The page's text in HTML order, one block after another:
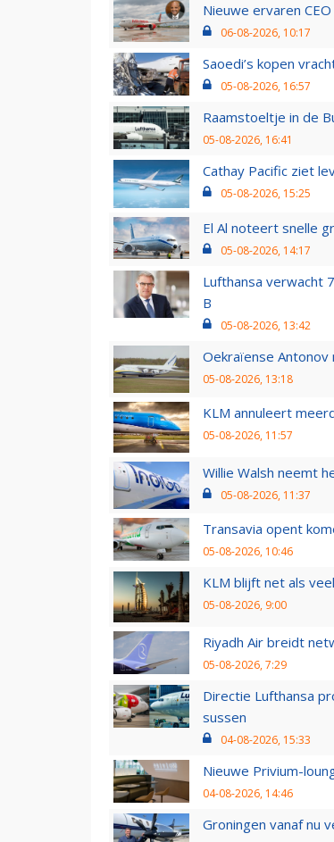
Nieuwe ervaren
06-08-2026, 10:17
Saoedi’s kopen
05-08-2026, 16:57
Raamstoeltje in de
05-08-2026, 16:41
Cathay Pacific ziet
05-08-2026, 15:25
El Al noteert snelle
05-08-2026, 14:17
Lufthansa verwacht
B
05-08-2026, 13:42
Oekraïense Antonov
05-08-2026, 13:18
KLM annuleert
05-08-2026, 11:57
Willie Walsh neemt
05-08-2026, 11:37
Transavia opent
05-08-2026, 10:46
KLM blijft net als
05-08-2026, 9:00
Riyadh Air breidt
05-08-2026, 7:29
Directie Lufthansa
sussen
04-08-2026, 15:33
Nieuwe Privium-
04-08-2026, 14:46
Groningen vanaf nu